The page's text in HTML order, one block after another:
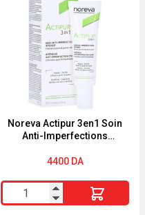
GARNIER
ACTIVE
"CHARBON
VÉGÉTAL"
Noreva Actipur 3en1 Soin
Anti-Imperfections
4400 DA
quantité
de